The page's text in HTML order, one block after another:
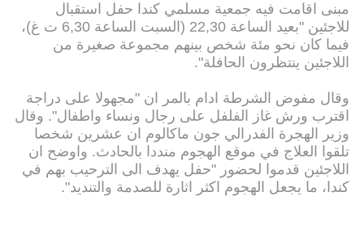
مبنى اقامت فيه جمعية مسلمي كندا حفل استقبال
للاجئين "بعيد الساعة 22,30 (السبت الساعة 6,30 ت غ)،
فيما كان نحو مئة شخص بينهم مجموعة صغيرة من
اللاجئين ينتظرون الحافلة".
وقال مفوض الشرطة ادام بالمر ان "مجهولا على دراجة
اقترب ورش غاز الفلفل على رجال ونساء واطفال". وقال
وزير الهجرة الفدرالي جون ماكالوم ان عشرين شخصا
تلقوا العلاج في موقع الهجوم منددا بالحادث. واوضح ان
اللاجئين قدموا لحضور "حفل يهدف الى الترحيب بهم في
كندا، ما يجعل الهجوم اكثر اثارة للصدمة والتنديد".